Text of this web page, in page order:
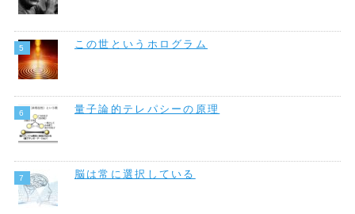
この世というホログラム
量子論的テレパシーの原理
脳は常に選択している